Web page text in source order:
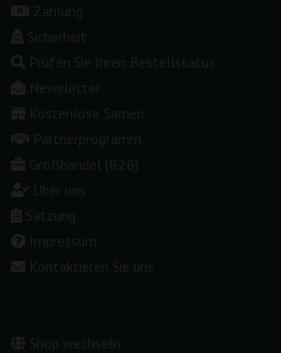
Zahlung
Sicherheit
Prüfen Sie Ihren Bestellstatus
Newsletter
Kostenlose Samen
Partnerprogramm
Großhandel (B2B)
Über uns
Satzung
Impressum
Kontaktieren Sie uns
Shop wechseln: